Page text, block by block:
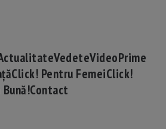
VedeteVideoPrime
Click! Pentru FemeiClick!
Contact